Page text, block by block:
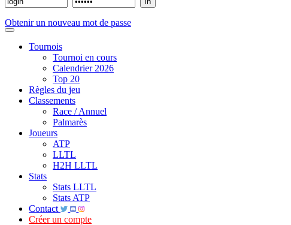
Obtenir un nouveau mot de passe
Tournois
Tournoi en cours
Calendrier 2026
Top 20
Règles du jeu
Classements
Race / Annuel
Palmarès
Joueurs
ATP
LLTL
H2H LLTL
Stats
Stats LLTL
Stats ATP
Contact
Créer un compte